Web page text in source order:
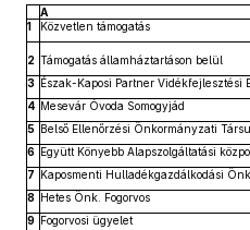
A
1
Közvetlen támogatás
2 Támogatás államháztartáson belül
3 Észak-Kaposi Partner Vidékfejlesztési
4 Mesevár Óvoda Somogyjád
5 Belső Ellenőrzési Önkormányzati
6 Együtt Könyebb Alapszolgáltatási
7 Kaposmenti Hulladékgazdálkodási
8 Hetes Önk. Fogorvos
9 Fogorvosi ügyelet